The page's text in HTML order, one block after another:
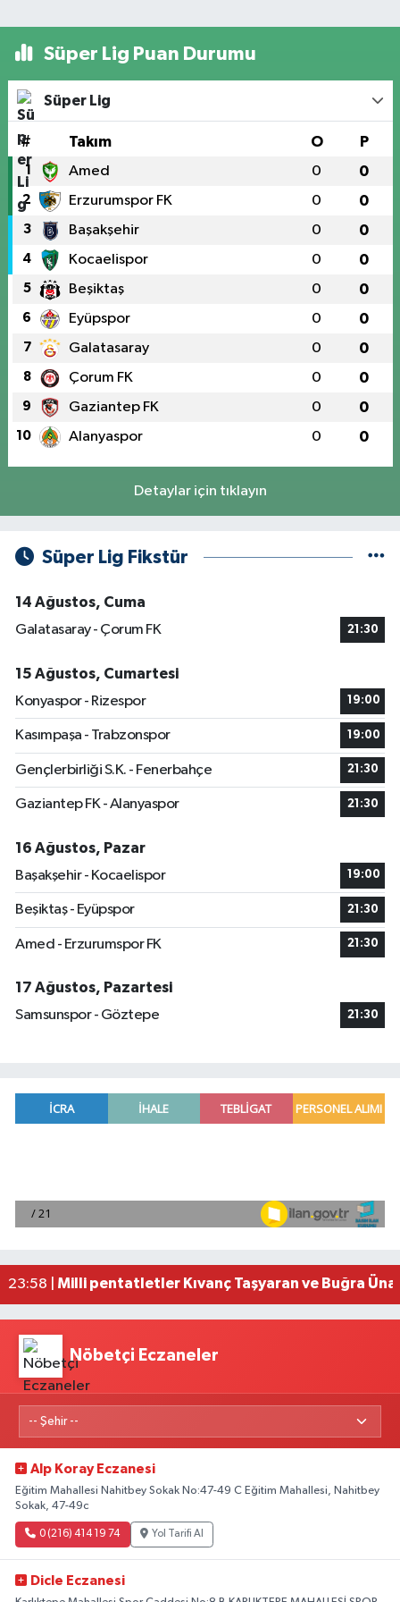
Süper Lig Puan Durumu
Süper Lig
# Takım O P
1 Amed 0 0
2 Erzurumspor FK 0 0
3 Başakşehir 0 0
4 Kocaelispor 0 0
5 Beşiktaş 0 0
6 Eyüpspor 0 0
7 Galatasaray 0 0
8 Çorum FK 0 0
9 Gaziantep FK 0 0
10 Alanyaspor 0 0
Detaylar için tıklayın
Süper Lig Fikstür
14 Ağustos, Cuma
Galatasaray - Çorum FK
21:30
15 Ağustos, Cumartesi
Konyaspor - Rizespor
19:00
Kasımpaşa - Trabzonspor 19:00
Gençlerbirliği S.K. - Fenerbahçe 21:30
Gaziantep FK - Alanyaspor 21:30
16 Ağustos, Pazar
Başakşehir - Kocaelispor
19:00
Beşiktaş - Eyüpspor 21:30
Amed - Erzurumspor FK 21:30
17 Ağustos, Pazartesi
Samsunspor - Göztepe
21:30
00:39 |
Mersin'de uyuşturucu operasyonunda 190
23:58 | Milli pentatletler Kıvanç Taşyaran ve Buğra
Nöbetçi Eczaneler
Alp Koray Eczanesi
Eğitim Mahallesi Nahitbey Sokak No:47-49 C Eğitim Mahallesi, Nahitbey
Sokak, 47-49c
0 (216) 414 19 74 Yol Tarifi Al
Dicle Eczanesi